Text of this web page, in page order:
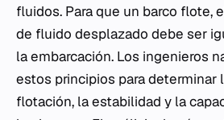
fluidos. Para que un barco flote,
de fluido desplazado debe ser
la embarcación. Los ingenieros
estos principios para determinar
flotación, la estabilidad y la